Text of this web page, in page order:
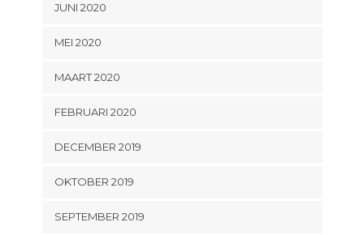
JUNI 2020
MEI 2020
MAART 2020
FEBRUARI 2020
DECEMBER 2019
OKTOBER 2019
SEPTEMBER 2019